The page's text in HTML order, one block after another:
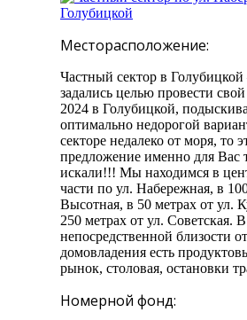
Месторасположение:
Частный сектор в
задались целью провести
2024 в Голубицкой,
оптимально недорогой
секторе недалеко от моря, то
предложение именно для Вас
искали!!! Мы находимся в
части по ул. Набережная, в
Высотная, в 50 метрах от ул.
250 метрах от ул. Советская. В
непосредственной близости от
домовладения есть
рынок, столовая, остановки
Номерной фонд: